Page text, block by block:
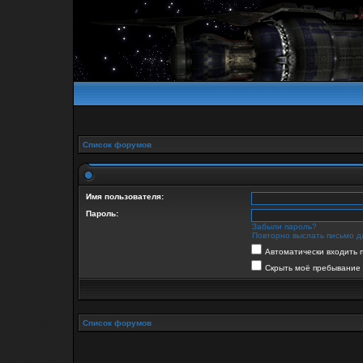
Список форумов
Имя пользователя:
Пароль:
Забыли пароль?
Повторно выслать письмо
Автоматически
Скрыть моё пребывание
Список форумов